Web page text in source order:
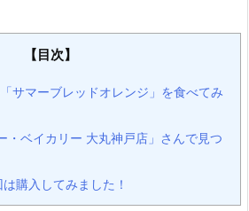
【目次】
サマーブレッドオレンジ」を食べてみ
・ベイカリー 大丸神戸店」さんで見つ
購入してみました！